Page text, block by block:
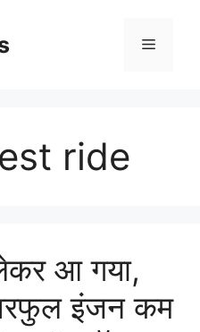
Menu
ride
आ गया,
इंजन कम